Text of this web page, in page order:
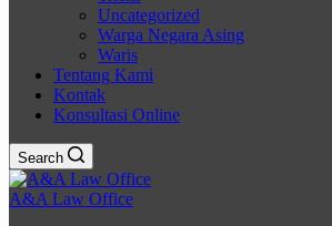
Uncategorized
Warga Negara Asing
Waris
Tentang Kami
Kontak
Konsultasi Online
Search
A&A Law Office